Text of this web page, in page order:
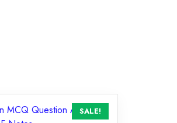
SALE!